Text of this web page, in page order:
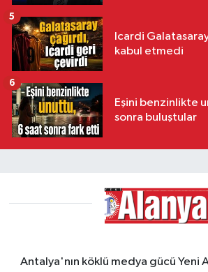
Icardi
kabul etmedi
5
Eşini benzinlikte
sonra buluştular
6
Antalya'nın köklü medya gücü Yeni